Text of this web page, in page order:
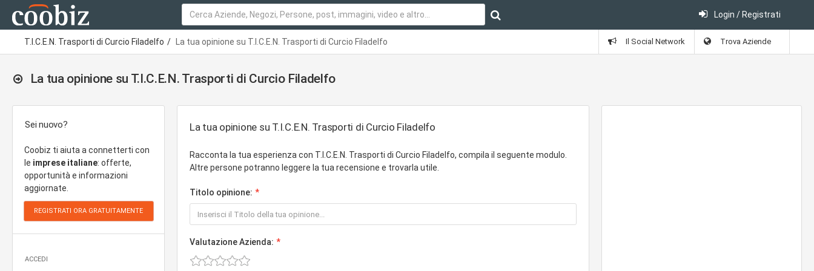
Login / Registrati
T.I.C.E.N. Trasporti di Curcio Filadelfo La tua opinione su T.I.C.E.N. Trasporti di Curcio Filadelfo Il Social Network Trova Aziende
La tua opinione su T.I.C.E.N. Trasporti di Curcio Filadelfo
Sei nuovo?
Coobiz ti aiuta a connetterti con
le imprese italiane: offerte,
opportunità e informazioni
aggiornate.
ACCEDI
La tua opinione su T.I.C.E.N. Trasporti di Curcio Filadelfo
Racconta la tua esperienza con T.I.C.E.N. Trasporti di Curcio Filadelfo, compila il seguente modulo.
Altre persone potranno leggere la tua recensione e trovarla utile.
Titolo opinione:
Valutazione Azienda: